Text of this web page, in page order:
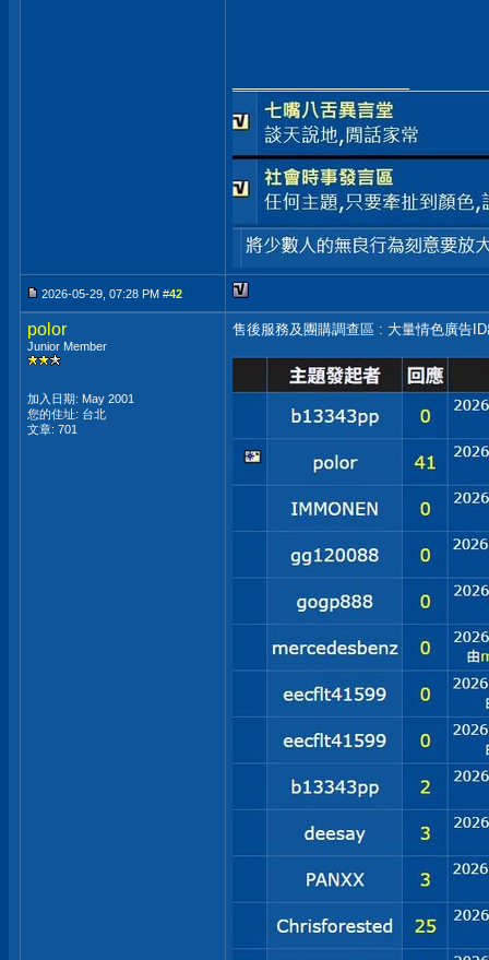
2026-05-29, 07:28 PM #42
polor
Junior Member
加入日期: May 2001
您的住址: 台北
文章: 701
售後服務及團購調查區 : 大量情色廣告